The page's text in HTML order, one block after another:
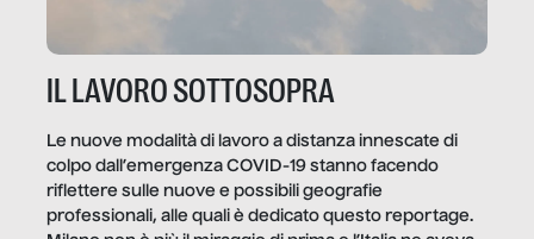
IL LAVORO SOTTOSOPRA
Le nuove modalità di lavoro a distanza innescate di
colpo dall’emergenza COVID-19 stanno facendo
riflettere sulle nuove e possibili geografie
professionali, alle quali è dedicato questo reportage.